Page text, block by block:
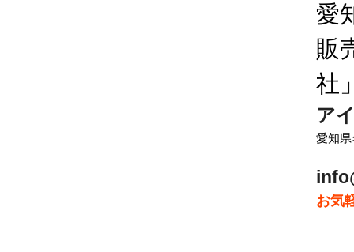
愛
販
社
ア
愛知
お気